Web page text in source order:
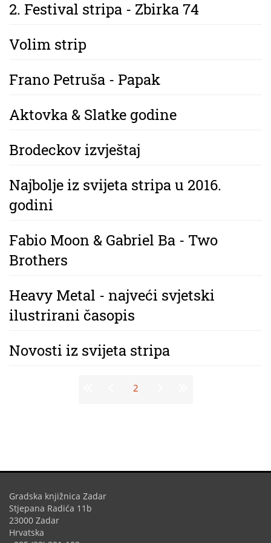
2. Festival stripa - Zbirka 74
Volim strip
Frano Petruša - Papak
Aktovka & Slatke godine
Brodeckov izvještaj
Najbolje iz svijeta stripa u 2016.
godini
Fabio Moon & Gabriel Ba - Two
Brothers
Heavy Metal - najveći svjetski
ilustrirani časopis
Novosti iz svijeta stripa
2
Gradska knjižnica Zadar
Stjepana Radića 11b
23000 Zadar
Hrvatska